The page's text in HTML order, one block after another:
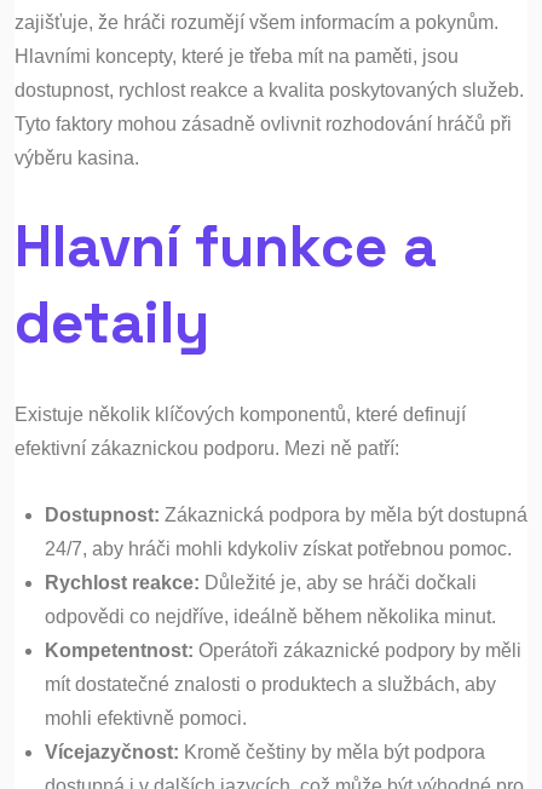
zajišťuje, že hráči rozumějí všem informacím a pokynům.
Hlavními koncepty, které je třeba mít na paměti, jsou
dostupnost, rychlost reakce a kvalita poskytovaných služeb.
Tyto faktory mohou zásadně ovlivnit rozhodování hráčů při
výběru kasina.
Hlavní funkce a
detaily
Existuje několik klíčových komponentů, které definují
efektivní zákaznickou podporu. Mezi ně patří:
Dostupnost: Zákaznická podpora by měla být dostupná
24/7, aby hráči mohli kdykoliv získat potřebnou pomoc.
Rychlost reakce: Důležité je, aby se hráči dočkali
odpovědi co nejdříve, ideálně během několika minut.
Kompetentnost: Operátoři zákaznické podpory by měli
mít dostatečné znalosti o produktech a službách, aby
mohli efektivně pomoci.
Vícejazyčnost: Kromě češtiny by měla být podpora